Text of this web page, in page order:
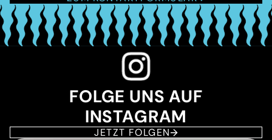
FOLGE UNS AUF
INSTAGRAM
JETZT FOLGEN